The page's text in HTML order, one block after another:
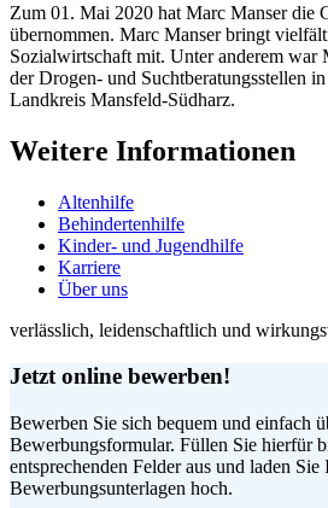
Zum 01. Mai 2020 hat Marc Manser die
übernommen. Marc Manser bringt
Sozialwirtschaft mit. Unter anderem war
der Drogen- und Suchtberatungsstellen
Landkreis Mansfeld-Südharz.
Weitere Informationen
Altenhilfe
Behindertenhilfe
Kinder- und Jugendhilfe
Karriere
Über uns
verlässlich, leidenschaftlich und
Jetzt online bewerben!
Bewerben Sie sich bequem und einfach
Bewerbungsformular. Füllen Sie hierfür
entsprechenden Felder aus und laden Sie
Bewerbungsunterlagen hoch.